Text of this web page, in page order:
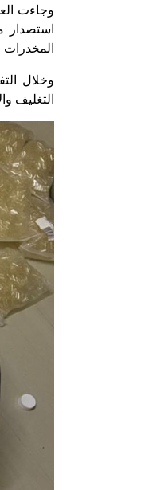
وجاءت
استصدار
المخدرات
وخلال
التغليف